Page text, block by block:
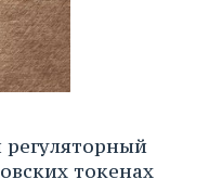
регуляторный
токенах